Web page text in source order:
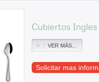
Cubiertos Ingles
VER MÁS...
Solicitar mas